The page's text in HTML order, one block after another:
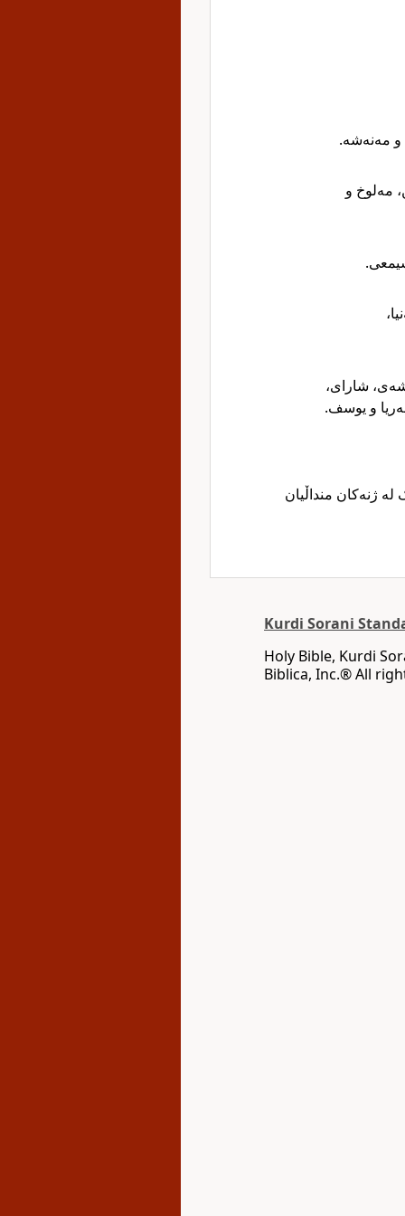
و مەنەشە.
مەلوخ و
شارای،
و یوسف.
لە ژنەکان منداڵیان
Kurdi Sorani
Holy Bible, Kurdi
Biblica, Inc‎.‎®‎‎ ‪All